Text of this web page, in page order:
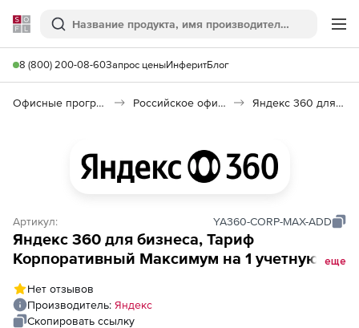
Softline
Поиск
8 (800) 200-08-60Запрос ценыИнферитБлог
Офисные программы Российское офисное ПО (Импортозамещение) Яндекс 360 для бизнеса
Артикул: YA360-CORP-MAX-ADD
Яндекс 360 для бизнеса, Тариф
Корпоративный Максимум на 1 учетную
сервисов до конца действующей
подписки), на 1 месяц до конца
еще
Нет отзывов
Производитель: Яндекс
Скопировать ссылку